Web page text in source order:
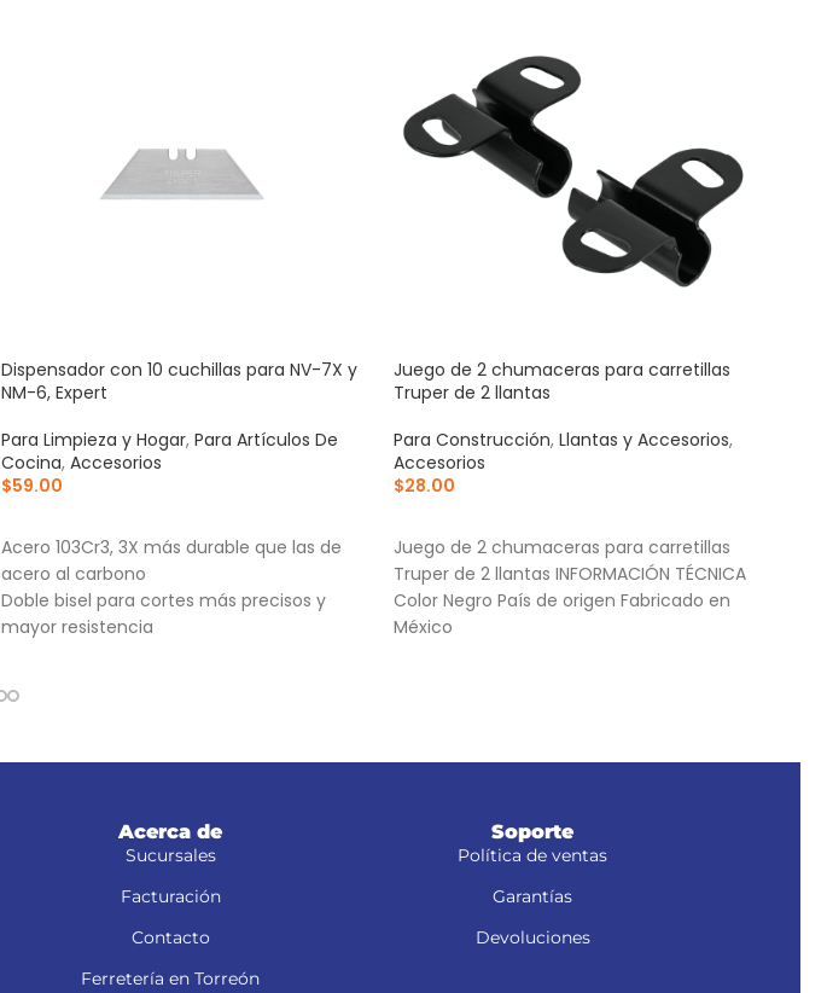
Dispensador con 10 cuchillas para NV-7X y
NM-6, Expert
Para Limpieza y Hogar, Para Artículos De
Cocina, Accesorios
$59.00
Acero 103Cr3, 3X más durable que las de
acero al carbono
Doble bisel para cortes más precisos y
mayor resistencia
Juego de 2 chumaceras para carretillas
Truper de 2 llantas
Para Construcción, Llantas y Accesorios,
Accesorios
$28.00
Juego de 2 chumaceras para carretillas
Truper de 2 llantas INFORMACIÓN TÉCNICA
Color Negro País de origen Fabricado en
México
Acerca de
Sucursales
Facturación
Contacto
Ferretería en Torreón
Soporte
Política de ventas
Garantías
Devoluciones